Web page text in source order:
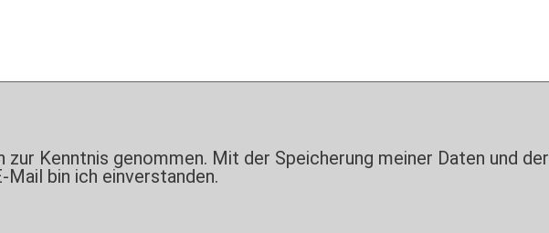
zur Kenntnis genommen. Mit der Speicherung meiner Daten und der
bin ich einverstanden.